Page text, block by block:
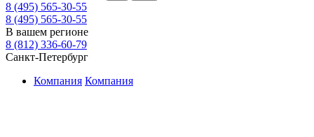
8 (495) 565-30-55
8 (495) 565-30-55
В вашем регионе
8 (812) 336-60-79
Санкт-Петербург
Компания Компания